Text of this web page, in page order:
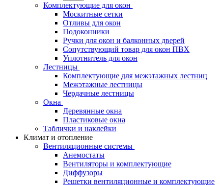
Комплектующие для окон
Москитные сетки
Отливы для окон
Подоконники
Ручки для окон и балконных дверей
Сопутствующий товар для окон ПВХ
Уплотнитель для окон
Лестницы
Комплектующие для межэтажных лестниц
Межэтажные лестницы
Чердачные лестницы
Окна
Деревянные окна
Пластиковые окна
Таблички и наклейки
Климат и отопление
Вентиляционные системы
Анемостаты
Вентиляторы и комплектующие
Диффузоры
Решетки вентиляционные и комплектующие